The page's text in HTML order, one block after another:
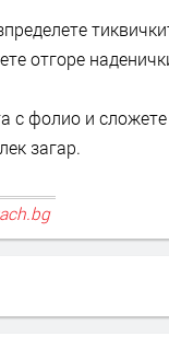
отгоре
с фолио и
загар.